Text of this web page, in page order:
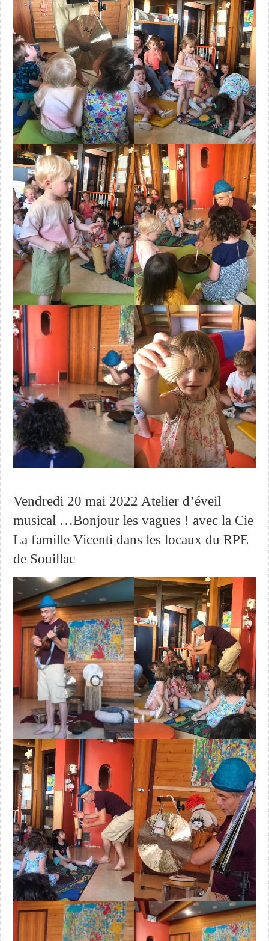
Vendredi 20 mai 2022 Atelier d’éveil
musical …Bonjour les vagues ! avec la Cie
La famille Vicenti dans les locaux du RPE
de Souillac